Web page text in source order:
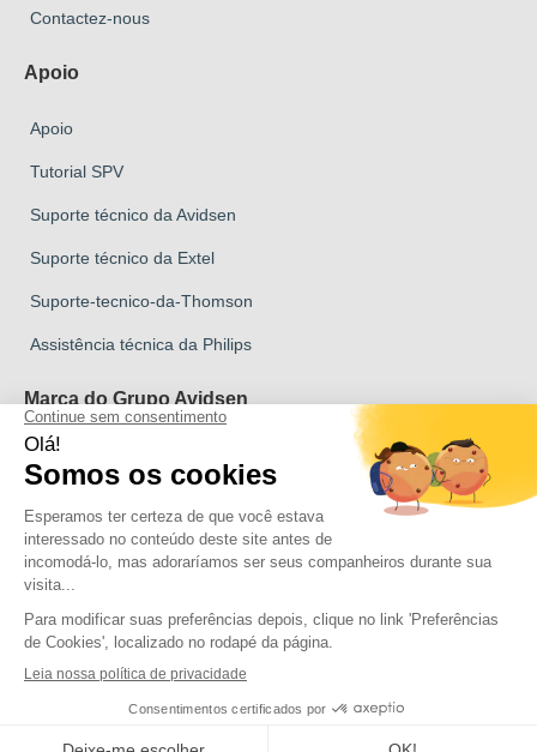
Contactez-nous
Apoio
Apoio
Tutorial SPV
Suporte técnico da Avidsen
Suporte técnico da Extel
Suporte-tecnico-da-Thomson
Assistência técnica da Philips
Marca do Grupo Avidsen
Marca Avidsen
Marca Thomson
Marca Philips
Direitos de autor 2026 Todos os direitos reservados Avidsen